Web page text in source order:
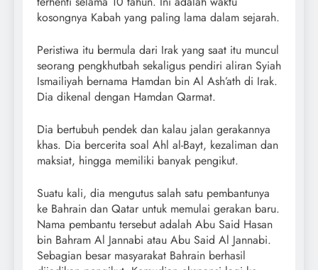
kosongnya Kabah yang paling lama dalam sejarah.
Peristiwa itu bermula dari Irak yang saat itu muncul
seorang pengkhutbah sekaligus pendiri aliran Syiah
Ismailiyah bernama Hamdan bin Al Ash’ath di Irak.
Dia dikenal dengan Hamdan Qarmat.
Dia bertubuh pendek dan kalau jalan gerakannya
khas. Dia bercerita soal Ahl al-Bayt, kezaliman dan
maksiat, hingga memiliki banyak pengikut.
Suatu kali, dia mengutus salah satu pembantunya
ke Bahrain dan Qatar untuk memulai gerakan baru.
Nama pembantu tersebut adalah Abu Said Hasan
bin Bahram Al Jannabi atau Abu Said Al Jannabi.
Sebagian besar masyarakat Bahrain berhasil